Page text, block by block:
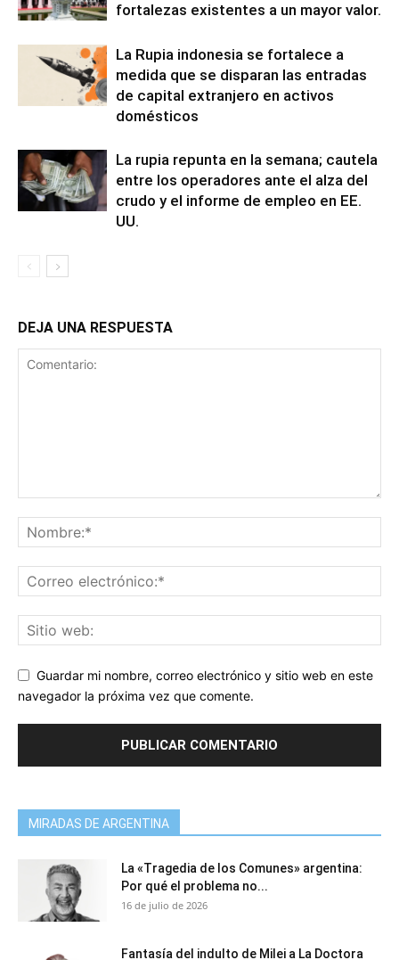
fortalezas existentes a un mayor valor.
La Rupia indonesia se fortalece a
medida que se disparan las entradas
de capital extranjero en activos
domésticos
La rupia repunta en la semana; cautela
entre los operadores ante el alza del
crudo y el informe de empleo en EE.
UU.
DEJA UNA RESPUESTA
Guardar mi nombre, correo electrónico y sitio web en este
navegador la próxima vez que comente.
MIRADAS DE ARGENTINA
La «Tragedia de los Comunes» argentina:
Por qué el problema no...
16 de julio de 2026
Fantasía del indulto de Milei a La Doctora